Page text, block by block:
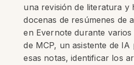
una revisión de literatura y
docenas de resúmenes de
en Evernote durante varios
de MCP, un asistente de IA
esas notas, identificar los